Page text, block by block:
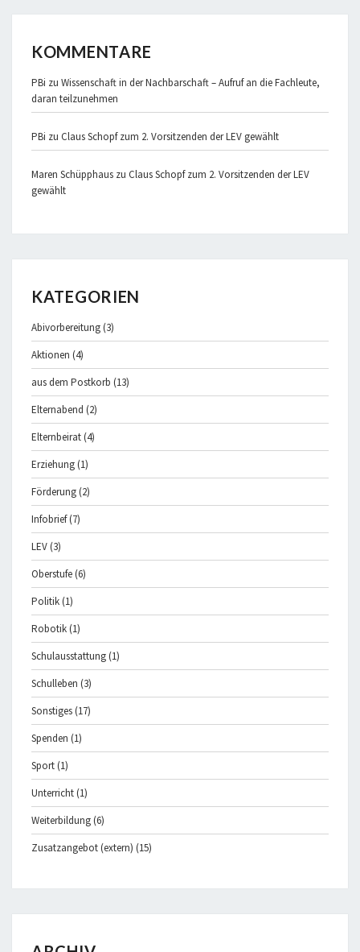
KOMMENTARE
PBi zu Wissenschaft in der Nachbarschaft – Aufruf an die Fachleute,
daran teilzunehmen
PBi zu Claus Schopf zum 2. Vorsitzenden der LEV gewählt
Maren Schüpphaus zu Claus Schopf zum 2. Vorsitzenden der LEV
gewählt
KATEGORIEN
Abivorbereitung(3)
Aktionen (4)
aus dem Postkorb (13)
Elternabend (2)
Elternbeirat(4)
Erziehung(1)
Förderung(2)
Infobrief(7)
LEV(3)
Oberstufe(6)
Politik(1)
Robotik(1)
Schulausstattung(1)
Schulleben (3)
Sonstiges(17)
Spenden (1)
Sport(1)
Unterricht(1)
Weiterbildung(6)
Zusatzangebot (extern) (15)